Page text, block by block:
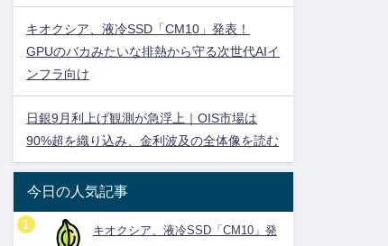
キオクシア、液冷SSD「CM10」発表！
GPUのバカみたいな排熱から守る次世代AIイ
ンフラ向け
日銀9月利上げ観測が急浮上｜OIS市場は
90%超を織り込み、金利波及の全体像を読む
今日の人気記事
キオクシア、液冷SSD「CM10」発